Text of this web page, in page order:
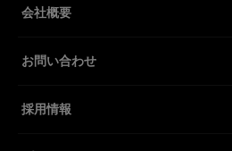
会社概要
お問い合わせ
採用情報